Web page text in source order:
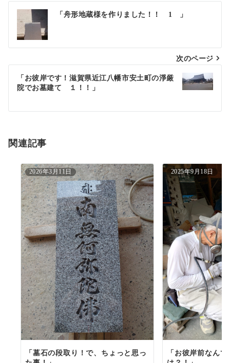
投
ナ
ビ
シ
ン
「舟形地蔵様を作りました！！ 1 」
次のページ
「お彼岸です！滋賀県近江八幡市安土町の淨厳
院でお墓建て １！！」
関連記事
2026年3月11日
「墓石の段取り！で、ちょっと思っ
2025年9月18日
「お彼岸前なん